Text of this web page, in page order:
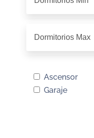
Ascensor
Garaje